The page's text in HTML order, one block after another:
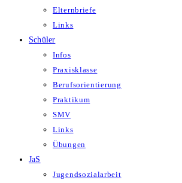
Elternbriefe
Links
Schüler
Infos
Praxisklasse
Berufsorientierung
Praktikum
SMV
Links
Übungen
JaS
Jugendsozialarbeit